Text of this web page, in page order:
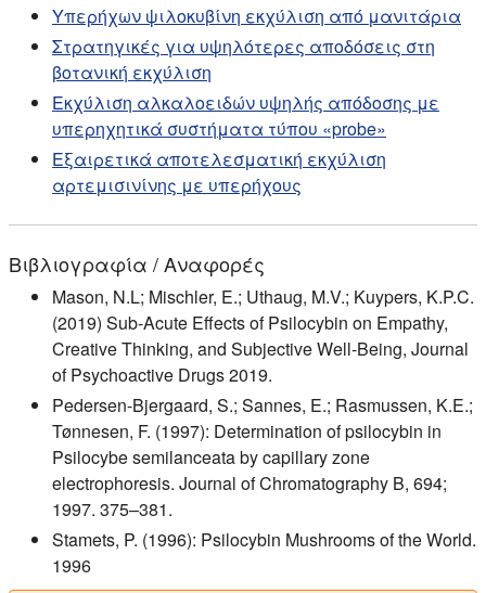
Υπερήχων ψιλοκυβίνη εκχύλιση από μανιτάρια
Στρατηγικές για υψηλότερες αποδόσεις στη
βοτανική εκχύλιση
Εκχύλιση αλκαλοειδών υψηλής απόδοσης με
υπερηχητικά συστήματα τύπου «probe»
Εξαιρετικά αποτελεσματική εκχύλιση
αρτεμισινίνης με υπερήχους
Βιβλιογραφία / Αναφορές
Mason, N.L; Mischler, E.; Uthaug, M.V.; Kuypers, K.P.C.
(2019) Sub-Acute Effects of Psilocybin on Empathy,
Creative Thinking, and Subjective Well-Being, Journal
of Psychoactive Drugs 2019.
Pedersen-Bjergaard, S.; Sannes, E.; Rasmussen, K.E.;
Tønnesen, F. (1997): Determination of psilocybin in
Psilocybe semilanceata by capillary zone
electrophoresis. Journal of Chromatography B, 694;
1997. 375–381.
Stamets, P. (1996): Psilocybin Mushrooms of the World.
1996